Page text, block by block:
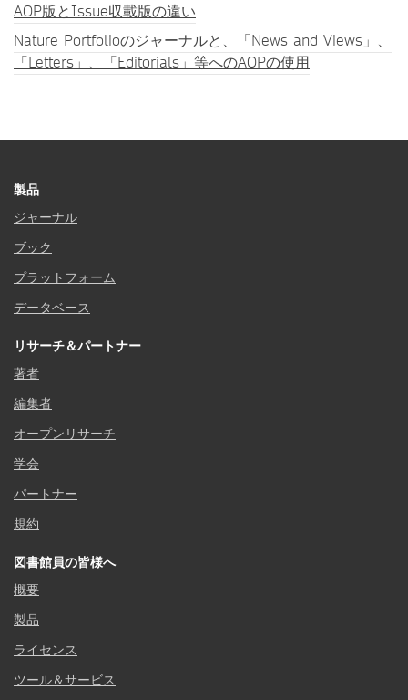
AOP版とIssue収載版の違い
Nature Portfolioのジャーナルと、「News and Views」、
「Letters」、「Editorials」等へのAOPの使用
製品
ジャーナル
ブック
プラットフォーム
データベース
リサーチ＆パートナー
著者
編集者
オープンリサーチ
学会
パートナー
規約
図書館員の皆様へ
概要
製品
ライセンス
ツール＆サービス